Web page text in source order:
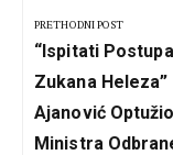
članka
PRETHODNI POST
Previous
Post:
“Ispitati
Zukana Heleza”
Ajanović Optužio
Ministra